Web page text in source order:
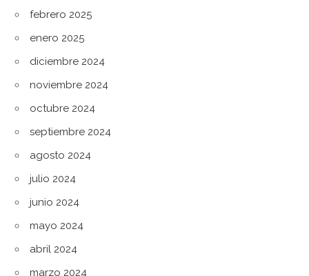
febrero 2025
enero 2025
diciembre 2024
noviembre 2024
octubre 2024
septiembre 2024
agosto 2024
julio 2024
junio 2024
mayo 2024
abril 2024
marzo 2024